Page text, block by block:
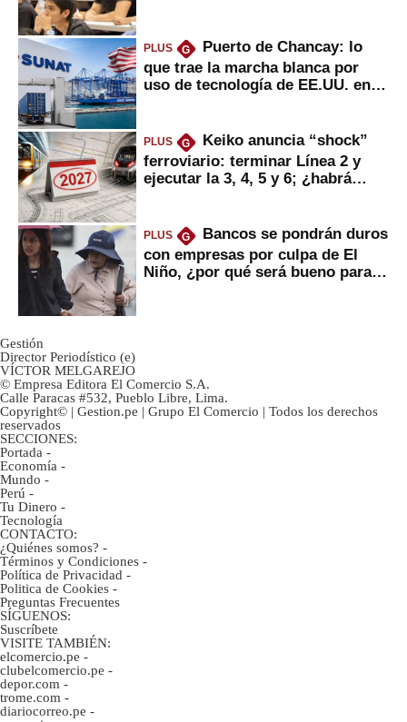
PLUS G
Puerto de Chancay: lo
que trae la marcha blanca por
uso de tecnología de EE.UU. en
PLUS G
Keiko anuncia “shock”
ferroviario: terminar Línea 2 y
ejecutar la 3, 4, 5 y 6; ¿habrá
PLUS G
Bancos se pondrán duros
con empresas por culpa de El
Niño, ¿por qué será bueno para
Gestión
Director Periodístico (e)
VÍCTOR MELGAREJO
© Empresa Editora El Comercio S.A.
Calle Paracas #532, Pueblo Libre, Lima.
Copyright© | Gestion.pe | Grupo El Comercio | Todos los derechos
reservados
SECCIONES:
Portada -
Economía -
Mundo -
Perú -
Tu Dinero -
Tecnología
CONTACTO:
¿Quiénes somos? -
Términos y Condiciones -
Política de Privacidad -
Politica de Cookies -
Preguntas Frecuentes
SÍGUENOS:
Suscríbete
VISITE TAMBIÉN:
elcomercio.pe -
clubelcomercio.pe -
depor.com -
trome.com -
diariocorreo.pe -